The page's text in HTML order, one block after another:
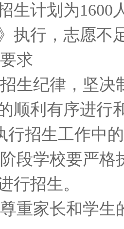
生计划为1600
执行，志愿不
求
生纪律，坚
顺利有序进行
行招生工作中
段学校要严格
行招生。
重家长和学生